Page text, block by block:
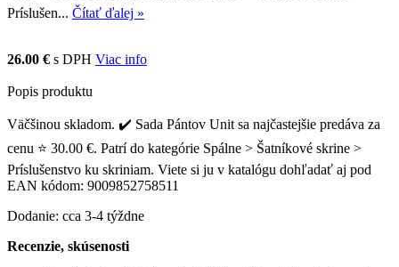
Príslušen... Čítať ďalej »
26.00 € s DPH Viac info
Popis produktu
Väčšinou skladom. ✔️ Sada Pántov Unit sa najčastejšie predáva za
cenu ⭐ 30.00 €. Patrí do kategórie Spálne > Šatníkové skrine >
Príslušenstvo ku skriniam. Viete si ju v katalógu dohľadať aj pod
EAN kódom: 9009852758511
Dodanie: cca 3-4 týždne
Recenzie, skúsenosti